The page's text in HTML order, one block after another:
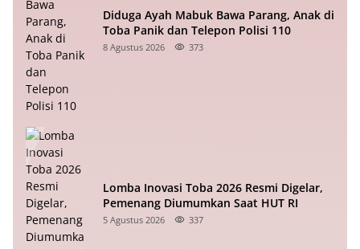
Diduga Ayah Mabuk Bawa Parang, Anak di
Toba Panik dan Telepon Polisi 110
8 Agustus 2026 373
Lomba Inovasi Toba 2026 Resmi Digelar,
Pemenang Diumumkan Saat HUT RI
5 Agustus 2026 337